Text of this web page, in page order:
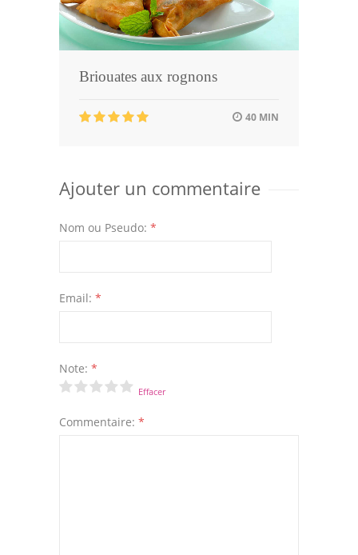
Briouates aux rognons
40 MIN
Ajouter un commentaire
Nom ou Pseudo: *
Email: *
Note: *
Effacer
Commentaire: *